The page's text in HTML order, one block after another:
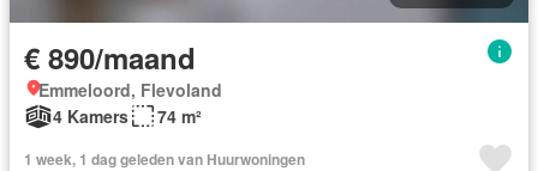
€ 890/maand
Emmeloord, Flevoland
4 Kamers
74 m²
1 week, 1 dag geleden van Huurwoningen